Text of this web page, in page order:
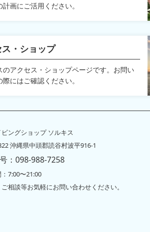
画にご活用ください。
・ショップ
のアクセス・ショップページです。お問い
にはご確認ください。
ングショップ ソルキス
沖縄県中頭郡読谷村波平916-1
：098-988-7258
7:00〜21:00
相談等お気軽にお問い合わせください。